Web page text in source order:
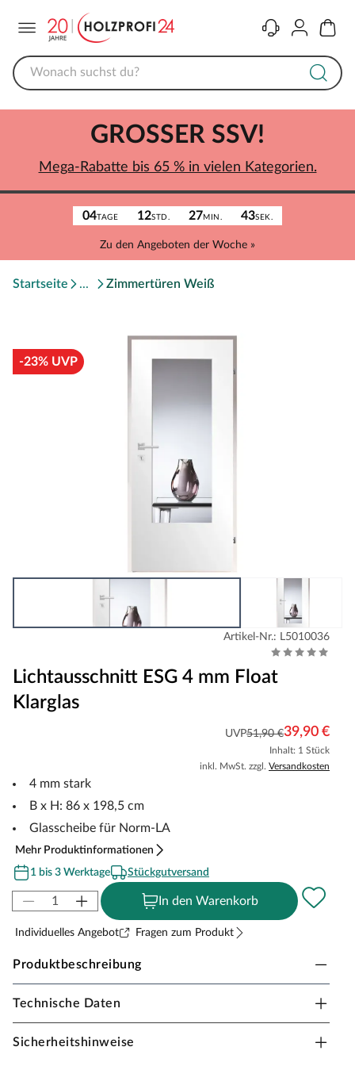
KontaktKonto
04TAGE 12STD. 27MIN. 43SEK.
Zu den Angeboten der Woche »
GROSSER SSV!
Mega-Rabatte bis 65 % in vielen Kategorien.
Startseite Zimmertüren Weiß
-23% UVP
Artikel-Nr.: L5010036
Lichtausschnitt ESG 4 mm Float
Klarglas
UVP51,90 €39,90 €
Inhalt: 1 Stück
inkl. MwSt. zzgl. Versandkosten
4 mm stark
B x H: 86 x 198,5 cm
Glasscheibe für Norm-LA
Mehr Produktinformationen
1 bis 3 Werktage
Stückgutversand
In den Warenkorb
Individuelles Angebot Fragen zum Produkt
Produktbeschreibung
Lichtausschnitt ESG 4 mm Float Klarglas
Der Lichtausschnitt aus 4 mm starkem ESG-Klarglas
bringt Licht, Leichtigkeit und ein modernes Wohngefühl
Technische Daten
Sicherheitshinweise